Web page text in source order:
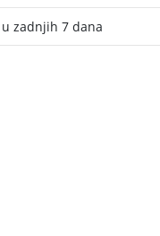
u zadnjih 7 dana